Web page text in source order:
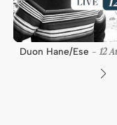
Duon Hane/Ese -12